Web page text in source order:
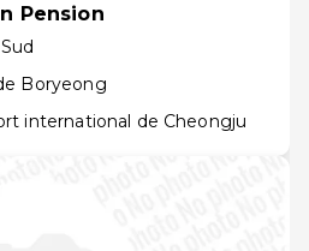
Pension
Boryeong
international de Cheongju